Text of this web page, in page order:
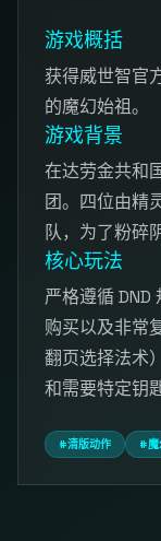
游戏概括
获得威世智官
的魔幻始祖。
游戏背景
在达劳金共和
团。四位由精
队，为了粉碎
核心玩法
严格遵循
购买以及非常
翻页选择法术
和需要特定钥
#清版动作 #魔